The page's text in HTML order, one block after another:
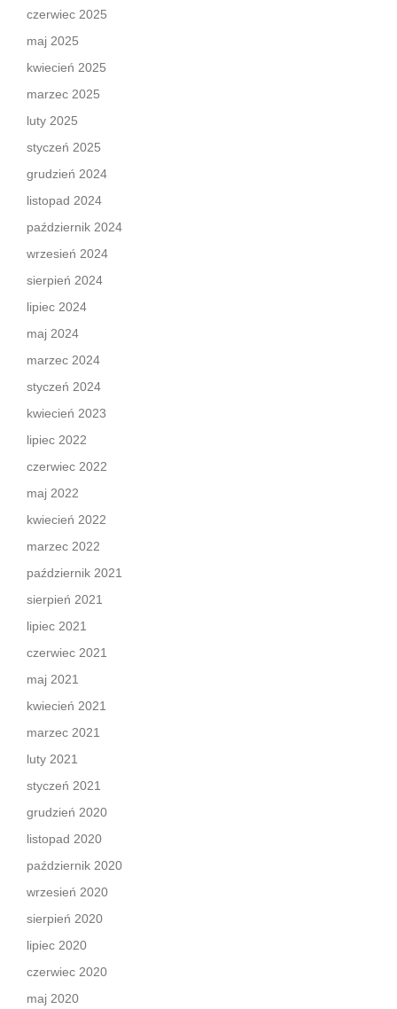
czerwiec 2025
maj 2025
kwiecień 2025
marzec 2025
luty 2025
styczeń 2025
grudzień 2024
listopad 2024
październik 2024
wrzesień 2024
sierpień 2024
lipiec 2024
maj 2024
marzec 2024
styczeń 2024
kwiecień 2023
lipiec 2022
czerwiec 2022
maj 2022
kwiecień 2022
marzec 2022
październik 2021
sierpień 2021
lipiec 2021
czerwiec 2021
maj 2021
kwiecień 2021
marzec 2021
luty 2021
styczeń 2021
grudzień 2020
listopad 2020
październik 2020
wrzesień 2020
sierpień 2020
lipiec 2020
czerwiec 2020
maj 2020